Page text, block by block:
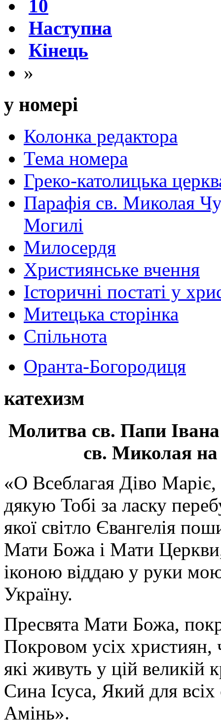
10
Наступна
Кінець
»
у номері
Колонка редактора
Тема номера
Греко-католицька
Парафія св. Миколая
Могилі
Милосердя
Християнське вчення
Історичні постаті у
Митецька сторінка
Спільнота
Оранта-Богородиця
катехизм
Молитва св.Папи
св. Миколая на
«О Всеблагая Діво
дякую Тобі за ласку
якої світло Євангелія
Мати Божа і Мати
іконою віддаю у руки
Україну.
Пресвята Мати Божа,
Покровом усіх християн,
які живуть у цій великій
Сина Ісуса, Який для
Амінь».